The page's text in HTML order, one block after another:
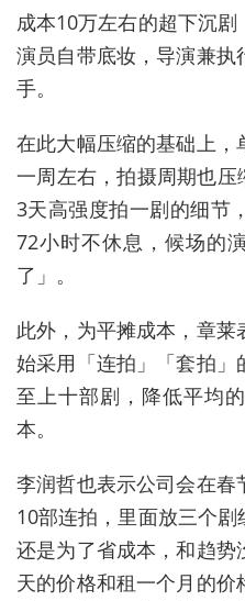
成本10万左右的超下沉剧
演员自带底妆，导演兼
手。
在此大幅压缩的基础上
一周左右，拍摄周期也
3天高强度拍一剧的细节
72小时不休息，候场的
了」。
此外，为平摊成本，章
始采用「连拍」「套拍
至上十部剧，降低平均
本。
李润哲也表示公司会在
10部连拍，里面放三个
还是为了省成本，和趋
天的价格和租一个月的